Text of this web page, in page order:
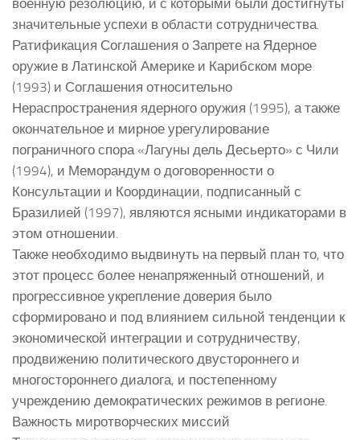
значительные успехи в области сотрудничества.
Ратификация Соглашения о Запрете на Ядерное
оружие в Латинской Америке и Карибском море
(1993) и Соглашения относительно
Нераспространения ядерного оружия (1995), а также
окончательное и мирное урегулирование
пограничного спора «Лагуны дель Десьерто» с Чили
(1994), и Меморандум о договоренности о
Консультации и Координации, подписанный с
Бразилией (1997), являются ясными индикаторами в
этом отношении.
Также необходимо выдвинуть на первый план то, что
этот процесс более ненапряженный отношений, и
прогрессивное укрепление доверия было
сформировано и под влиянием сильной тенденции к
экономической интеграции и сотрудничеству,
продвижению политического двустороннего и
многостороннего диалога, и постепенному
учреждению демократических режимов в регионе.
Важность миротворческих миссий